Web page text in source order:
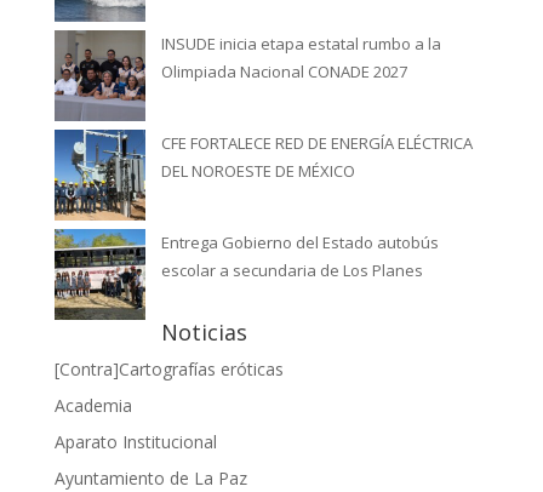
INSUDE inicia etapa estatal rumbo a la
Olimpiada Nacional CONADE 2027
CFE FORTALECE RED DE ENERGÍA ELÉCTRICA
DEL NOROESTE DE MÉXICO
Entrega Gobierno del Estado autobús
escolar a secundaria de Los Planes
Noticias
[Contra]Cartografías eróticas
Academia
Aparato Institucional
Ayuntamiento de La Paz